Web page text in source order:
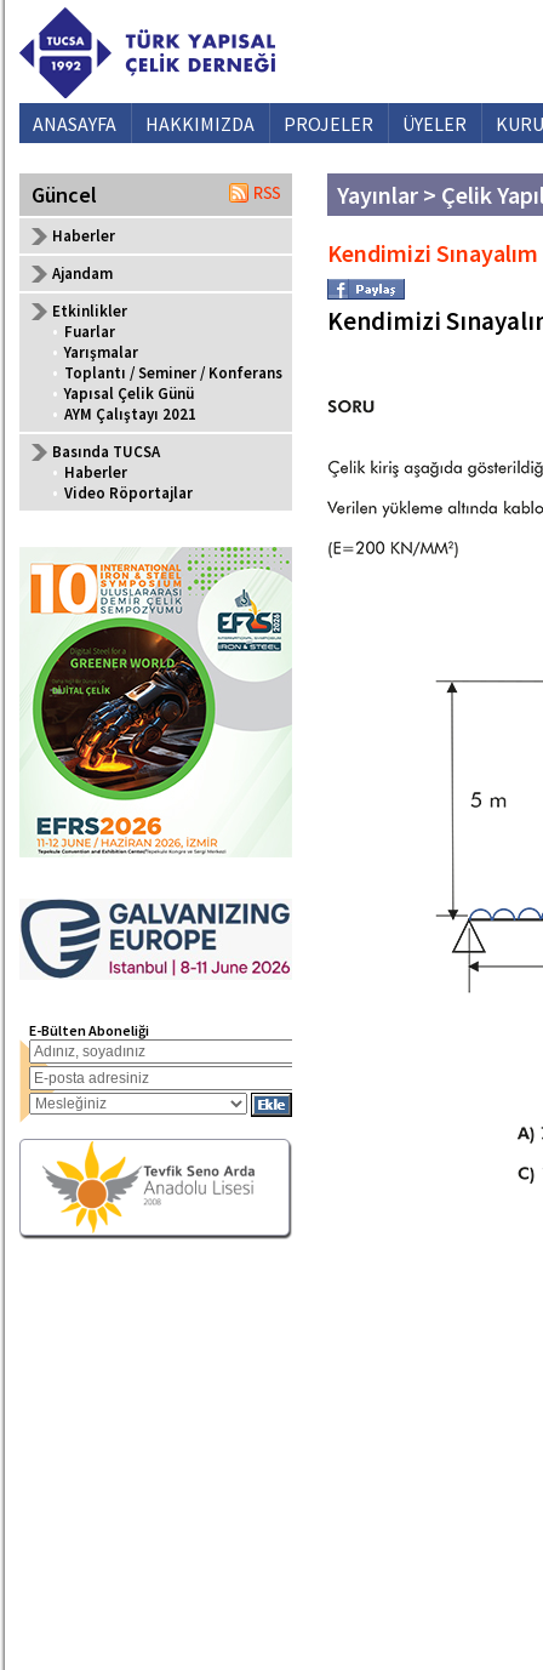
ANASAYFA HAKKIMIZDA PROJELER ÜYELER
Güncel
Haberler
Ajandam
Etkinlikler
• Fuarlar
• Yarışmalar
• Toplantı / Seminer / Konferans
• Yapısal Çelik Günü
• AYM Çalıştayı 2021
Basında TUCSA
• Haberler
• Video Röportajlar
E-Bülten Aboneliği
Yayınlar > Çelik
Kendimizi Sınayalım
Kendimizi